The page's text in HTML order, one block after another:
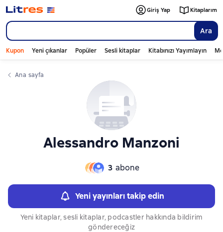
Ara
Giriş Yap Kitaplarım
Kupon Yeni çıkanlar Popüler Sesli kitaplar Kitabınızı Yayımlayın
Ana sayfa
Alessandro Manzoni
3 abone
Yeni yayınları takip edin
Yeni kitaplar, sesli kitaplar, podcastler hakkında bildirim
göndereceğiz
Слайдер с книгами